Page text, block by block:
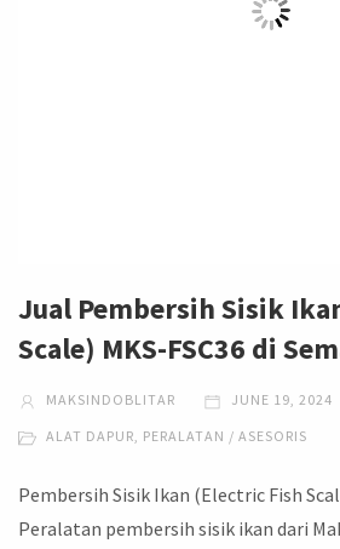
Jual Pembersih Sisik
Scale) MKS-FSC36 di
MAKSINDOBLITAR JUNE 19, 2024
ALAT DAPUR, PERALATAN / ASESORIS
Pembersih Sisik Ikan (Electric Fish
Peralatan pembersih sisik ikan dari